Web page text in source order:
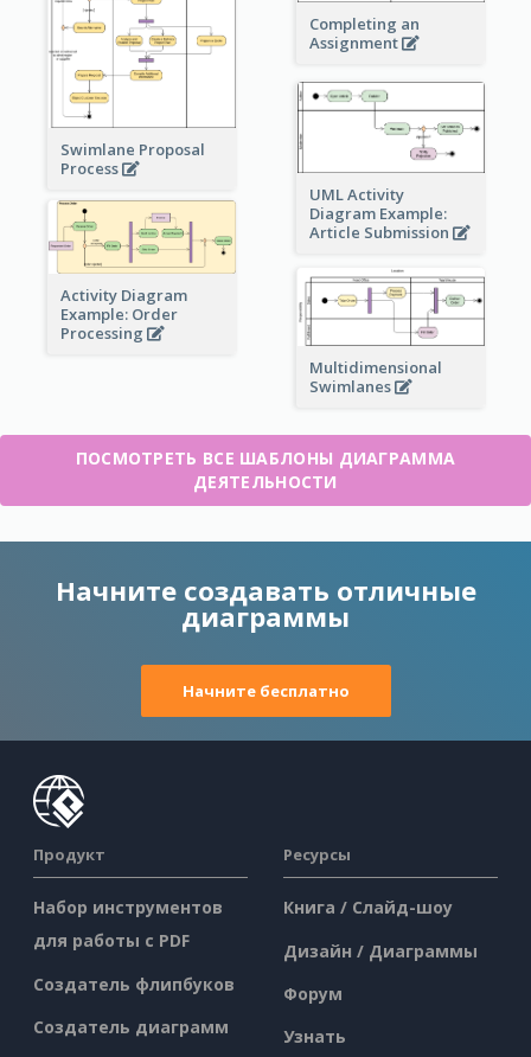
Completing an
Assignment
Swimlane Proposal
Process
UML Activity
Diagram Example:
Article Submission
Activity Diagram
Example: Order
Processing
Multidimensional
Swimlanes
ПОСМОТРЕТЬ ВСЕ ШАБЛОНЫ ДИАГРАММА
ДЕЯТЕЛЬНОСТИ
Начните создавать отличные
диаграммы
Начните бесплатно
Продукт
Набор инструментов
для работы с PDF
Создатель флипбуков
Создатель диаграмм
Ресурсы
Книга / Слайд-шоу
Дизайн / Диаграммы
Форум
Узнать